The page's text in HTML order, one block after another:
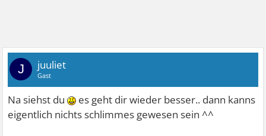
J juuliet
Gast
Na siehst du
es geht dir wieder besser.. dann kanns
eigentlich nichts schlimmes gewesen sein ^^